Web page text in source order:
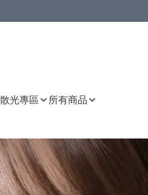
散光專區 所有商品